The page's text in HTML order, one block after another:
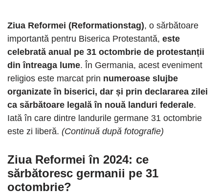
Ziua Reformei (Reformationstag), o sărbătoare
importantă pentru Biserica Protestantă, este
celebrată anual pe 31 octombrie de protestanții
din întreaga lume. În Germania, acest eveniment
religios este marcat prin numeroase slujbe
organizate în biserici, dar și prin declararea zilei
ca sărbătoare legală în nouă landuri federale.
Iată în care dintre landurile germane 31 octombrie
este zi liberă. (Continuă după fotografie)
Ziua Reformei în 2024: ce
sărbătoresc germanii pe 31
octombrie?